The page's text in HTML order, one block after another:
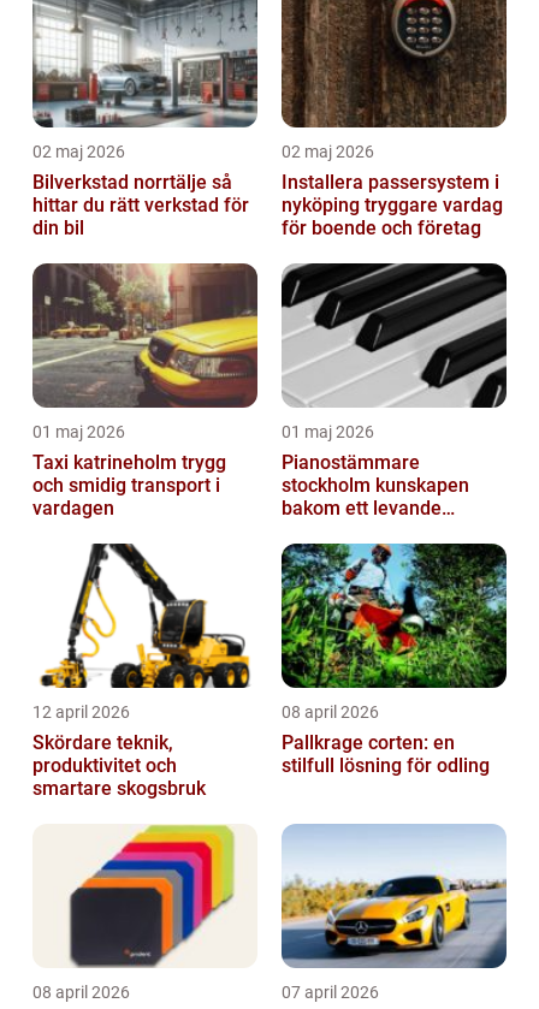
02 maj 2026
Bilverkstad norrtälje så
hittar du rätt verkstad för
din bil
02 maj 2026
Installera passersystem i
nyköping tryggare vardag
för boende och företag
01 maj 2026
Taxi katrineholm trygg
och smidig transport i
vardagen
01 maj 2026
Pianostämmare
stockholm kunskapen
bakom ett levande
12 april 2026
Skördare teknik,
produktivitet och
smartare skogsbruk
08 april 2026
Pallkrage corten: en
stilfull lösning för odling
08 april 2026 07 april 2026